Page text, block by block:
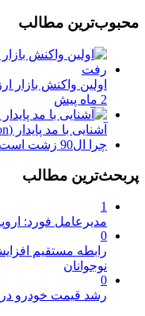
محبوب‌ترین مطالب
اولین واکنش بازار
2 ماه پیش
آشنایی با مد پایدار (Sustainable Fashion)
چرا ال90 زشت است؟
پربحث‌ترین مطالب
1
مدیرعامل فورد:
0
رابطه مستقیم
نوجوانان
0
رشد قیمت خودرو در